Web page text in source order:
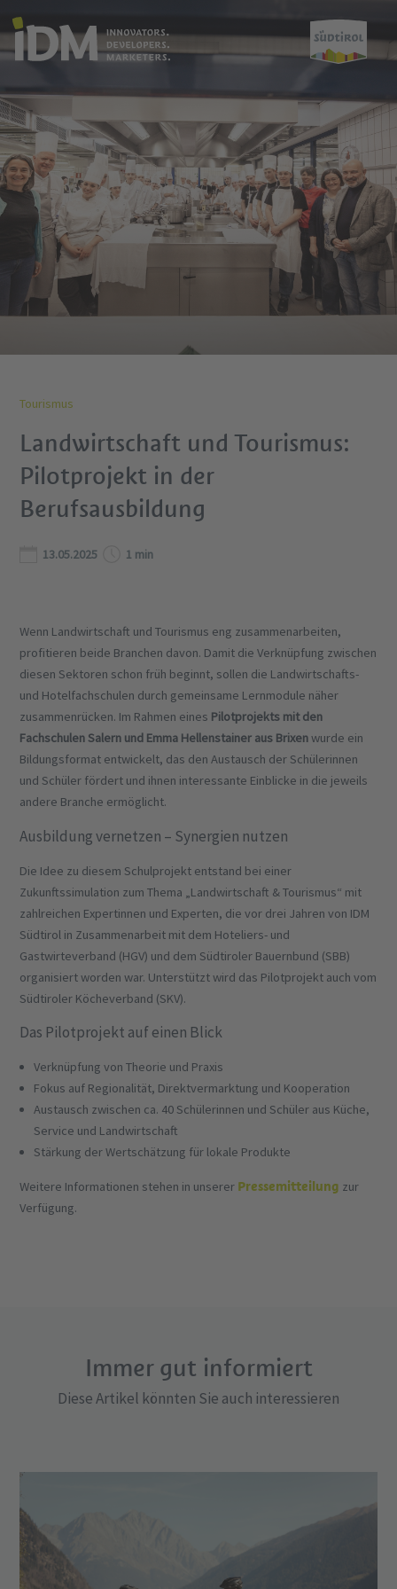
Tourismus
Landwirtschaft und Tourismus:
Pilotprojekt in der
Berufsausbildung
13.05.2025 1 min
Wenn Landwirtschaft und Tourismus eng zusammenarbeiten,
profitieren beide Branchen davon. Damit die Verknüpfung zwischen
diesen Sektoren schon früh beginnt, sollen die Landwirtschafts-
und Hotelfachschulen durch gemeinsame Lernmodule näher
zusammenrücken. Im Rahmen eines Pilotprojekts mit den
Fachschulen Salern und Emma Hellenstainer aus Brixenwurde ein
Bildungsformat entwickelt, das den Austausch der Schülerinnen
und Schüler fördert und ihnen interessante Einblicke in die jeweils
andere Branche ermöglicht.
Ausbildung vernetzen – Synergien nutzen
Die Idee zu diesem Schulprojekt entstand bei einer
Zukunftssimulation zum Thema „Landwirtschaft & Tourismus“ mit
zahlreichen Expertinnen und Experten, die vor drei Jahren von IDM
Südtirol in Zusammenarbeit mit dem Hoteliers- und
Gastwirteverband (HGV) und dem Südtiroler Bauernbund (SBB)
organisiert worden war. Unterstützt wird das Pilotprojekt auch vom
Südtiroler Köcheverband (SKV).
Das Pilotprojekt auf einen Blick
Verknüpfung von Theorie und Praxis
Fokus auf Regionalität, Direktvermarktung und Kooperation
Austausch zwischen ca. 40 Schülerinnen und Schüler aus Küche,
Service und Landwirtschaft
Stärkung der Wertschätzung für lokale Produkte
Weitere Informationen stehen in unserer Pressemitteilung zur
Verfügung.
Immer gut informiert
Diese Artikel könnten Sie auch interessieren